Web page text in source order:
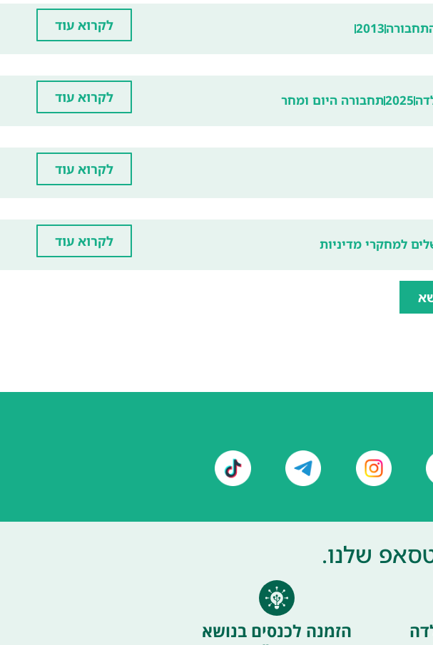
2013 לקרוא עוד
2025תחבורה היום ומחר לקרוא עוד
לקרוא עוד
למחקרי מדיניות לקרוא עוד
שלנו.
הזמנה לכנסים בנושא